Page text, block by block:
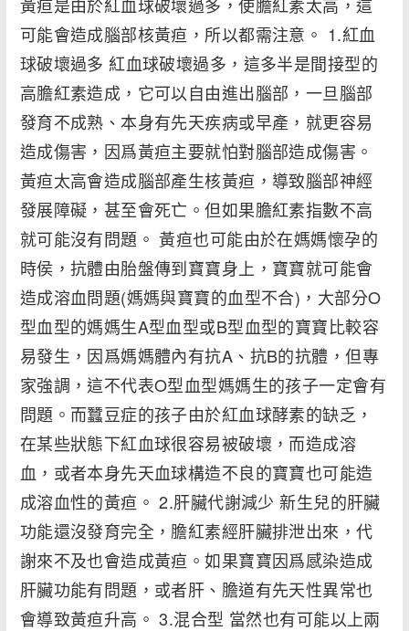
可能會造成腦部核黃疸，所以都需注意。 1.紅血
球破壞過多 紅血球破壞過多，這多半是間接型的
高膽紅素造成，它可以自由進出腦部，一旦腦部
發育不成熟、本身有先天疾病或早產，就更容易
造成傷害，因爲黃疸主要就怕對腦部造成傷害。
黃疸太高會造成腦部產生核黃疸，導致腦部神經
發展障礙，甚至會死亡。但如果膽紅素指數不高
就可能沒有問題。 黃疸也可能由於在媽媽懷孕的
時侯，抗體由胎盤傳到寶寶身上，寶寶就可能會
造成溶血問題(媽媽與寶寶的血型不合)，大部分O
型血型的媽媽生A型血型或B型血型的寶寶比較容
易發生，因爲媽媽體內有抗A、抗B的抗體，但專
家強調，這不代表O型血型媽媽生的孩子一定會有
問題。而蠶豆症的孩子由於紅血球酵素的缺乏，
在某些狀態下紅血球很容易被破壞，而造成溶
血，或者本身先天血球構造不良的寶寶也可能造
成溶血性的黃疸。 2.肝臟代謝減少 新生兒的肝臟
功能還沒發育完全，膽紅素經肝臟排泄出來，代
謝來不及也會造成黃疸。如果寶寶因爲感染造成
肝臟功能有問題，或者肝、膽道有先天性異常也
會導致黃疸升高。 3.混合型 當然也有可能以上兩